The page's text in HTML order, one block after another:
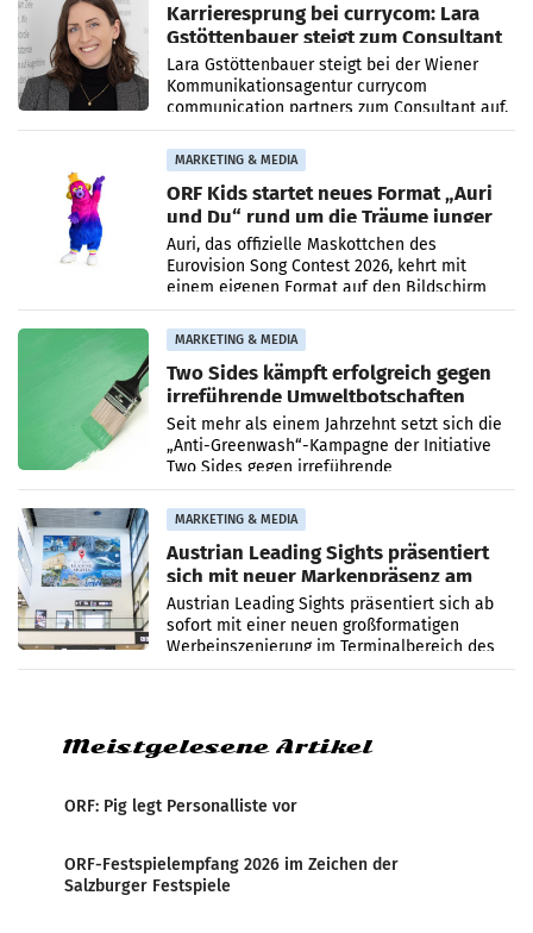
Karrieresprung bei currycom: Lara
Gstöttenbauer steigt zum Consultant
auf
Lara Gstöttenbauer steigt bei der Wiener
Kommunikationsagentur currycom
communication partners zum Consultant auf.
Die 27-jährige Beraterin betreut Kundinnen
und Kunden in den Bereichen
MARKETING & MEDIA
ORF Kids startet neues Format „Auri
und Du“ rund um die Träume junger
Menschen
Auri, das offizielle Maskottchen des
Eurovision Song Contest 2026, kehrt mit
einem eigenen Format auf den Bildschirm
zurück. In der neuen Sendung „Auri und Du“
bei ORF Kids steht
MARKETING & MEDIA
Two Sides kämpft erfolgreich gegen
irreführende Umweltbotschaften
beim Papiereinsatz
Seit mehr als einem Jahrzehnt setzt sich die
„Anti-Greenwash“-Kampagne der Initiative
Two Sides gegen irreführende
Umweltaussagen bei Papierkommunikation
und papierbasierten Verpackungen
MARKETING & MEDIA
Austrian Leading Sights präsentiert
sich mit neuer Markenpräsenz am
Flughafen Wien
Austrian Leading Sights präsentiert sich ab
sofort mit einer neuen großformatigen
Werbeinszenierung im Terminalbereich des
Flughafen Wien. Die Präsenz befindet sich im
Meistgelesene Artikel
ORF: Pig legt Personalliste vor
ORF-Festspielempfang 2026 im Zeichen der
Salzburger Festspiele